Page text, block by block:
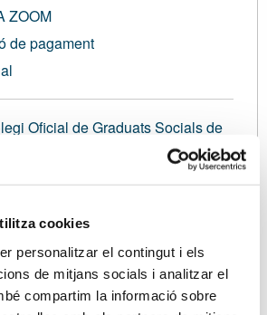
cookies
personalitzar el contingut i els
de mitjans socials i analitzar el
compartim la informació sobre
ZOOM
de pagament
Oficial de Graduats Socials de
Inscripció VIRTUAL